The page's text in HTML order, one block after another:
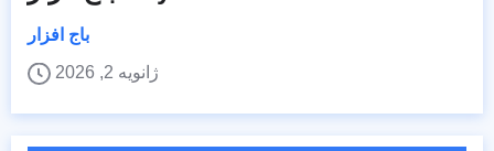
باج افزار
ژانویه 2, 2026